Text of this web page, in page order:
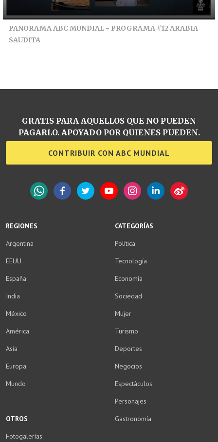
PANORAMA ABC MUNDIAL - PROGRAMA #12 ARABIA
SAUDITA
REGIONES
Argentina
EEUU
España
India
México
América
Asia
Europa
Mundo
CATEGORÍAS
Política
Tecnología
Economía
Sociedad
Mujer
Turismo
Deportes
Negocios
Espectáculos
Personajes
Gastronomía
OTROS
Fotogalerías
GRATIS PARA AQUELLOS QUE NO PUEDEN
PAGARLO. APOYADO POR QUIENES PUEDEN.
CONTRIBUIR CON ABC MUNDIAL